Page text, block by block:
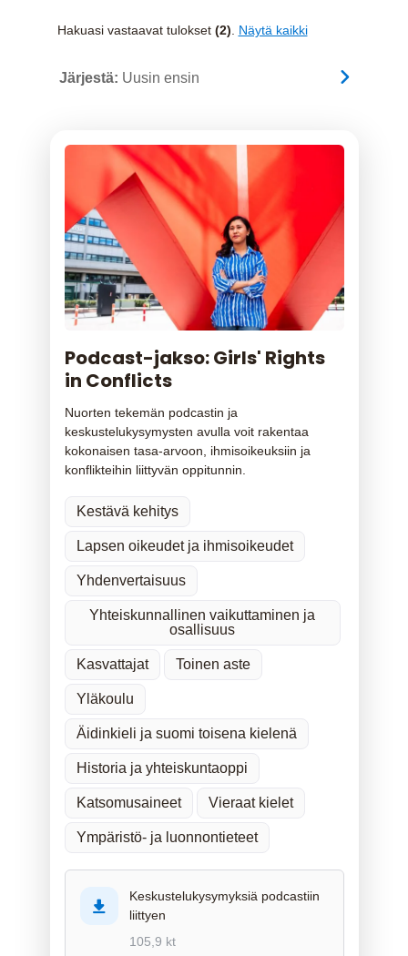
Hakuasi vastaavat tulokset (2) Näytä kaikki
Järjestä: Uusin ensin
Podcast-jakso: Girls' Rights
in Conflicts
Nuorten tekemän podcastin ja
keskustelukysymysten avulla voit rakentaa
kokonaisen tasa-arvoon, ihmisoikeuksiin ja
konflikteihin liittyvän oppitunnin.
Kestävä kehitys
Lapsen oikeudet ja ihmisoikeudet
Yhdenvertaisuus
Yhteiskunnallinen vaikuttaminen ja
osallisuus
Kasvattajat Toinen aste
Yläkoulu
Äidinkieli ja suomi toisena kielenä
Historia ja yhteiskuntaoppi
Katsomusaineet Vieraat kielet
Ympäristö- ja luonnontieteet
Keskustelukysymyksiä podcastiin
liittyen
105,9 kt